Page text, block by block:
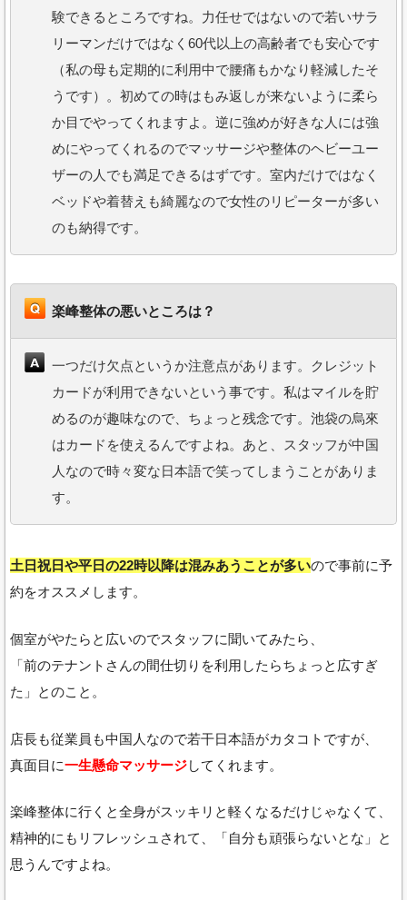
験できるところですね。力任せではないので若いサラ
リーマンだけではなく60代以上の高齢者でも安心です
（私の母も定期的に利用中で腰痛もかなり軽減したそ
うです）。初めての時はもみ返しが来ないように柔ら
か目でやってくれますよ。逆に強めが好きな人には強
めにやってくれるのでマッサージや整体のヘビーユー
ザーの人でも満足できるはずです。室内だけではなく
ベッドや着替えも綺麗なので女性のリピーターが多い
のも納得です。
楽峰整体の悪いところは？
一つだけ欠点というか注意点があります。クレジット
カードが利用できないという事です。私はマイルを貯
めるのが趣味なので、ちょっと残念です。池袋の烏來
はカードを使えるんですよね。あと、スタッフが中国
人なので時々変な日本語で笑ってしまうことがありま
す。
土日祝日や平日の22時以降は混みあうことが多いので事前に予
約をオススメします。
個室がやたらと広いのでスタッフに聞いてみたら、
「前のテナントさんの間仕切りを利用したらちょっと広すぎ
た」とのこと。
店長も従業員も中国人なので若干日本語がカタコトですが、
真面目に一生懸命マッサージしてくれます。
楽峰整体に行くと全身がスッキリと軽くなるだけじゃなくて、
精神的にもリフレッシュされて、「自分も頑張らないとな」と
思うんですよね。